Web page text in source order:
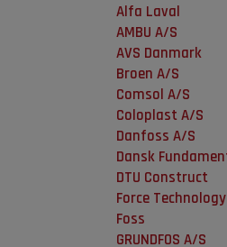
Alfa Laval
AMBU A/S
AVS Danmark
Broen A/S
Comsol A/S
Coloplast A/S
Danfoss A/S
Dansk
DTU Construct
Force Technology
Foss
GRUNDFOS A/S